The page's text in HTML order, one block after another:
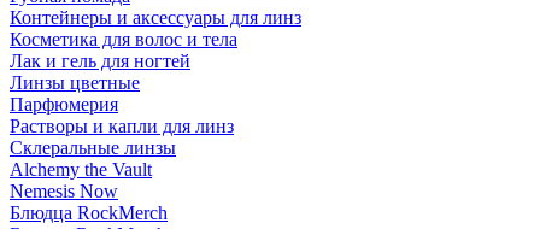
Контейнеры и аксессуары для линз
Косметика для волос и тела
Лак и гель для ногтей
Линзы цветные
Парфюмерия
Растворы и капли для линз
Склеральные линзы
Alchemy the Vault
Nemesis Now
Блюдца RockMerch